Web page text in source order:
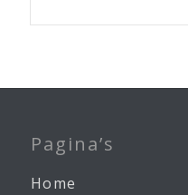
Pagina’s
Home